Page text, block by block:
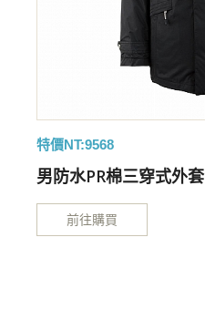
特價NT:9568
男防水PR棉三穿式外套
前往購買